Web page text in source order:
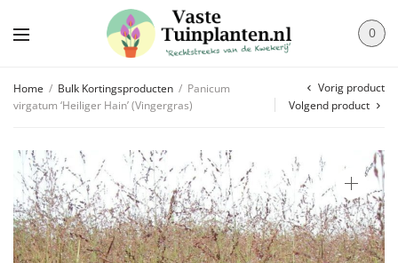
0
Home / Bulk Kortingsproducten / Panicum
virgatum ‘Heiliger Hain’ (Vingergras)
Vorig product
Volgend product